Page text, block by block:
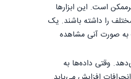
است. این ابزارها
را داشته باشند. یک
به صورت آنی مشاهده
وقتی داده‌ها به